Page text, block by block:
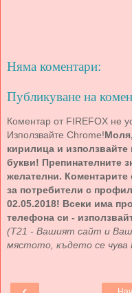
Няма коментари:
Публикуване на
Коментар от FIREFOX не
Използвайте Chrome!
кирилица и използвайте
букви! Препинателните
желателни.
за потребители с
02.05.2018! Всеки има
телефона си -
(Т21 - Вашият сайт и
мястото, където се